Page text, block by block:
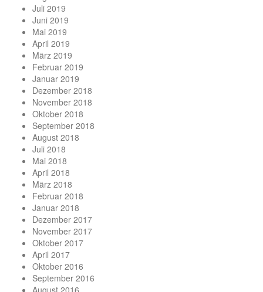
Juli 2019
Juni 2019
Mai 2019
April 2019
März 2019
Februar 2019
Januar 2019
Dezember 2018
November 2018
Oktober 2018
September 2018
August 2018
Juli 2018
Mai 2018
April 2018
März 2018
Februar 2018
Januar 2018
Dezember 2017
November 2017
Oktober 2017
April 2017
Oktober 2016
September 2016
August 2016